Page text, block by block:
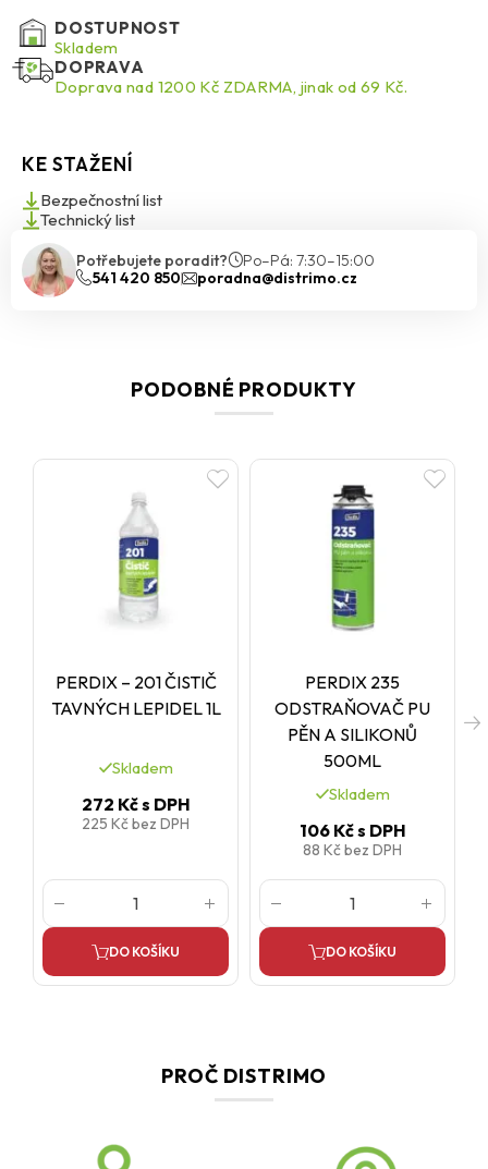
DOSTUPNOST
Skladem
DOPRAVA
Doprava nad 1200 Kč ZDARMA, jinak od 69 Kč.
KE STAŽENÍ
Bezpečnostní list
Technický list
Potřebujete poradit?
Po–Pá: 7:30–15:00
541 420 850
poradna@distrimo.cz
PODOBNÉ PRODUKTY
PERDIX – 201 ČISTIČ
TAVNÝCH LEPIDEL 1L
Skladem
272 Kčs DPH
225 Kčbez DPH
DO KOŠÍKU
PERDIX 235
ODSTRAŇOVAČ PU
PĚN A SILIKONŮ
500ML
Skladem
106 Kčs DPH
88 Kčbez DPH
DO KOŠÍKU
PROČ DISTRIMO